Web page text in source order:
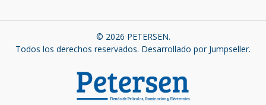
© 2026 PETERSEN.
Todos los derechos reservados. Desarrollado por Jumpseller.